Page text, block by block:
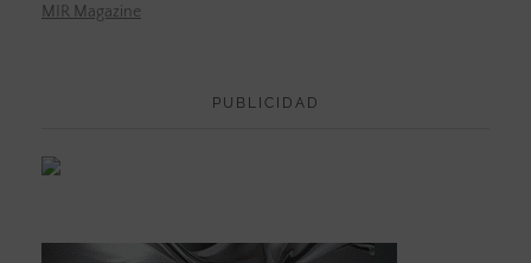
MIR Magazine
PUBLICIDAD